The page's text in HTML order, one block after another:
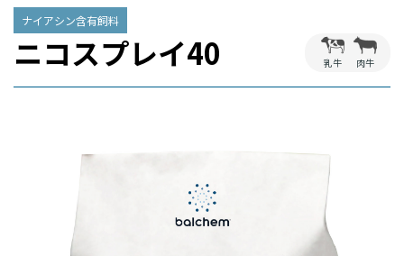
ナイアシン含有飼料
ニコスプレイ40 乳牛 肉牛